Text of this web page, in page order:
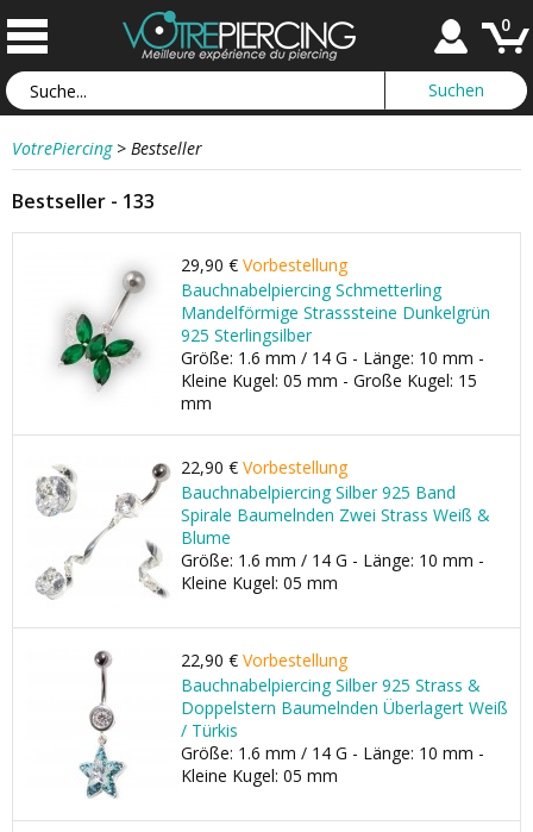
0
VotrePiercing > Bestseller
Bestseller - 133
29,90 € Vorbestellung
Bauchnabelpiercing Schmetterling
Mandelförmige Strasssteine Dunkelgrün
925 Sterlingsilber
Größe: 1.6 mm / 14 G - Länge: 10 mm -
Kleine Kugel: 05 mm - Große Kugel: 15
mm
22,90 € Vorbestellung
Bauchnabelpiercing Silber 925 Band
Spirale Baumelnden Zwei Strass Weiß &
Blume
Größe: 1.6 mm / 14 G - Länge: 10 mm -
Kleine Kugel: 05 mm
22,90 € Vorbestellung
Bauchnabelpiercing Silber 925 Strass &
Doppelstern Baumelnden Überlagert Weiß
/ Türkis
Größe: 1.6 mm / 14 G - Länge: 10 mm -
Kleine Kugel: 05 mm